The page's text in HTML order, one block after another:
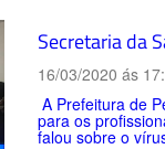
Secretaria da
16/03/2020 ás
A Prefeitura de
para os
falou sobre o